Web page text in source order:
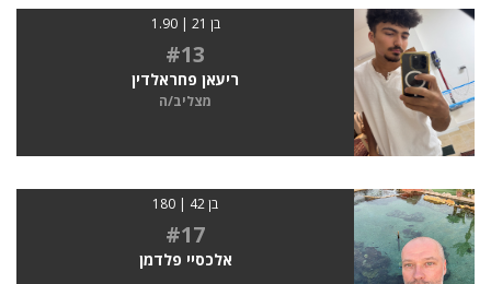
בן 21 | 1.90
#13
ריעאן פחראלדין
מצליב/ה
בן 42 | 180
#17
אלכסיי פלדמן